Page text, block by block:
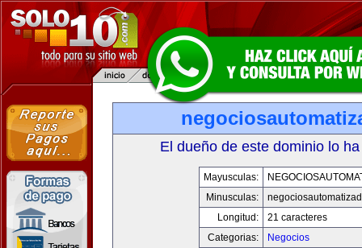
El dueño de este dominio lo
Mayusculas:
Minusculas:
Longitud:
21 caracteres
Categorias:
Negocios